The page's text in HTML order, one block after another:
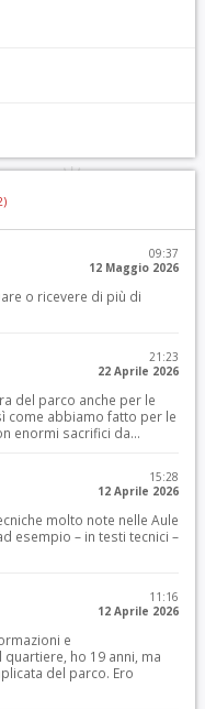
09:37
12 Maggio 2026
o ricevere di più di
21:23
22 Aprile 2026
del parco anche per le
come abbiamo fatto per le
enormi sacrifici da...
15:28
12 Aprile 2026
molto note nelle Aule
esempio – in testi tecnici –
11:16
12 Aprile 2026
e
ho 19 anni, ma
del parco. Ero